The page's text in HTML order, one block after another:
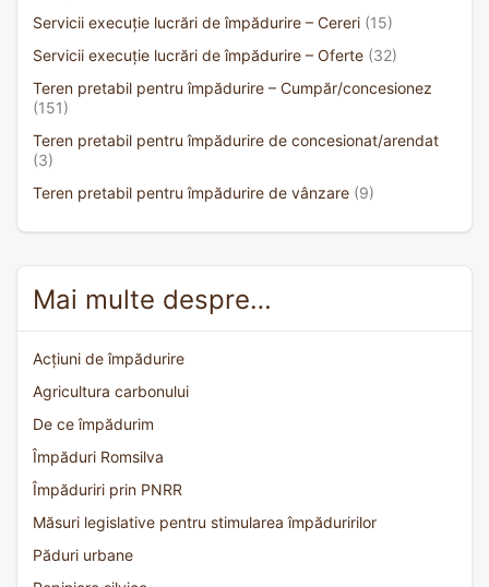
Servicii execuție lucrări de împădurire – Cereri (15)
Servicii execuție lucrări de împădurire – Oferte (32)
Teren pretabil pentru împădurire – Cumpăr/concesionez
(151)
Teren pretabil pentru împădurire de concesionat/arendat
(3)
Teren pretabil pentru împădurire de vânzare (9)
Mai multe despre…
Acțiuni de împădurire
Agricultura carbonului
De ce împădurim
Împăduri Romsilva
Împăduriri prin PNRR
Măsuri legislative pentru stimularea împăduririlor
Păduri urbane